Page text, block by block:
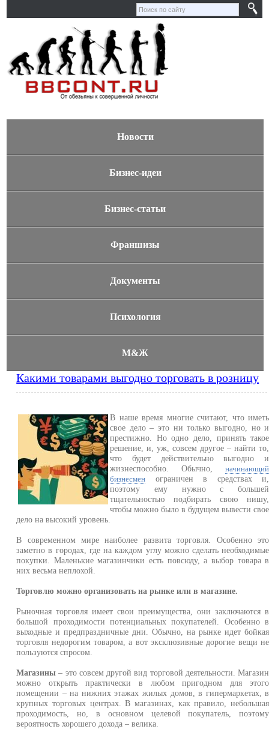
Новости
Бизнес-идеи
Бизнес-статьи
Франшизы
Документы
Психология
М&Ж
Какими товарами выгодно торговать в розницу
В наше время многие считают, что иметь
свое дело – это ни только выгодно, но и
престижно. Но одно дело, принять такое
решение, и, уж, совсем другое – найти то,
что будет действительно выгодно и
жизнеспособно. Обычно,начинающий
бизнесмен ограничен в средствах и,
поэтому ему нужно с большей
тщательностью подбирать свою нишу,
чтобы можно было в будущем вывести свое
дело на высокий уровень.
В современном мире наиболее развита торговля. Особенно это
заметно в городах, где на каждом углу можно сделать необходимые
покупки. Маленькие магазинчики есть повсюду, а выбор товара в
них весьма неплохой.
Торговлю можно организовать на рынке или в магазине.
Рыночная торговля имеет свои преимущества, они заключаются в
большой проходимости потенциальных покупателей. Особенно в
выходные и предпраздничные дни. Обычно, на рынке идет бойкая
торговля недорогим товаром, а вот эксклюзивные дорогие вещи не
пользуются спросом.
Магазины – это совсем другой вид торговой деятельности. Магазин
можно открыть практически в любом пригодном для этого
помещении – на нижних этажах жилых домов, в гипермаркетах, в
крупных торговых центрах. В магазинах, как правило, небольшая
проходимость, но, в основном целевой покупатель, поэтому
вероятность хорошего дохода – велика.